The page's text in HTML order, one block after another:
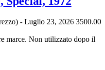
- Luglio 23, 2026 3500.00
marce. Non utilizzato dopo il